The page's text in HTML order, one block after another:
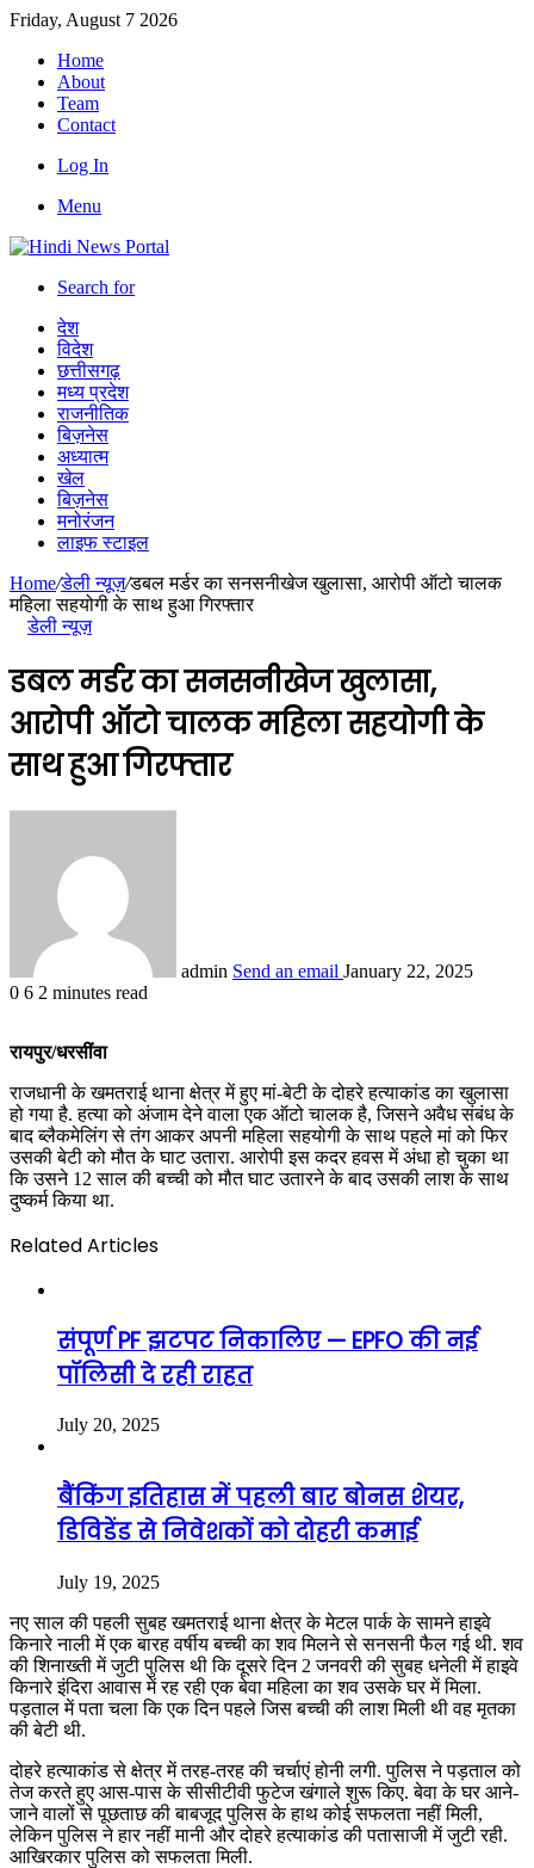
Friday, August 7 2026
Home
About
Team
Contact
Log In
Menu
Search for
देश
विदेश
छत्तीसगढ़
मध्य प्रदेश
राजनीतिक
बिज़नेस
अध्यात्म
खेल
बिज़नेस
मनोरंजन
लाइफ स्टाइल
Home/डेली न्यूज़/डबल मर्डर का सनसनीखेज खुलासा, आरोपी ऑटो चालक
महिला सहयोगी के साथ हुआ गिरफ्तार
डेली न्यूज़
डबल मर्डर का सनसनीखेज खुलासा,
आरोपी ऑटो चालक महिला सहयोगी के
साथ हुआ गिरफ्तार
admin Send an email January 22, 2025
0 6 2 minutes read
रायपुर/धरसींवा
राजधानी के खमतराई थाना क्षेत्र में हुए मां-बेटी के दोहरे हत्याकांड का खुलासा
हो गया है. हत्या को अंजाम देने वाला एक ऑटो चालक है, जिसने अवैध संबंध के
बाद ब्लैकमेलिंग से तंग आकर अपनी महिला सहयोगी के साथ पहले मां को फिर
उसकी बेटी को मौत के घाट उतारा. आरोपी इस कदर हवस में अंधा हो चुका था
कि उसने 12 साल की बच्ची को मौत घाट उतारने के बाद उसकी लाश के साथ
दुष्कर्म किया था.
Related Articles
संपूर्ण PF झटपट निकालिए — EPFO की नई
पॉलिसी दे रही राहत
July 20, 2025
बैंकिंग इतिहास में पहली बार बोनस शेयर,
डिविडेंड से निवेशकों को दोहरी कमाई
July 19, 2025
नए साल की पहली सुबह खमतराई थाना क्षेत्र के मेटल पार्क के सामने हाइवे
किनारे नाली में एक बारह वर्षीय बच्ची का शव मिलने से सनसनी फैल गई थी. शव
की शिनाख्ती में जुटी पुलिस थी कि दूसरे दिन 2 जनवरी की सुबह धनेली में हाइवे
किनारे इंदिरा आवास में रह रही एक बेवा महिला का शव उसके घर में मिला.
पड़ताल में पता चला कि एक दिन पहले जिस बच्ची की लाश मिली थी वह मृतका
की बेटी थी.
दोहरे हत्याकांड से क्षेत्र में तरह-तरह की चर्चाएं होनी लगी. पुलिस ने पड़ताल को
तेज करते हुए आस-पास के सीसीटीवी फुटेज खंगाले शुरू किए. बेवा के घर आने-
जाने वालों से पूछताछ की बाबजूद पुलिस के हाथ कोई सफलता नहीं मिली,
लेकिन पुलिस ने हार नहीं मानी और दोहरे हत्याकांड की पतासाजी में जुटी रही.
आखिरकार पुलिस को सफलता मिली.